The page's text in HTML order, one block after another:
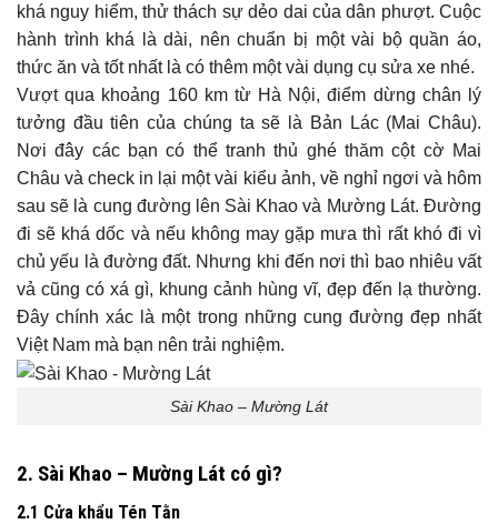
khá nguy hiểm, thử thách sự dẻo dai của dân phượt. Cuộc
hành trình khá là dài, nên chuẩn bị một vài bộ quần áo,
thức ăn và tốt nhất là có thêm một vài dụng cụ sửa xe nhé.
Vượt qua khoảng 160 km từ Hà Nội, điểm dừng chân lý
tưởng đầu tiên của chúng ta sẽ là Bản Lác (Mai Châu).
Nơi đây các bạn có thể tranh thủ ghé thăm cột cờ Mai
Châu và check in lại một vài kiểu ảnh, về nghỉ ngơi và hôm
sau sẽ là cung đường lên Sài Khao và Mường Lát. Đường
đi sẽ khá dốc và nếu không may gặp mưa thì rất khó đi vì
chủ yếu là đường đất. Nhưng khi đến nơi thì bao nhiêu vất
vả cũng có xá gì, khung cảnh hùng vĩ, đẹp đến lạ thường.
Đây chính xác là một trong những cung đường đẹp nhất
Việt Nam mà bạn nên trải nghiệm.
Sài Khao – Mường Lát
2. Sài Khao – Mường Lát có gì?
2.1 Cửa khẩu Tén Tằn